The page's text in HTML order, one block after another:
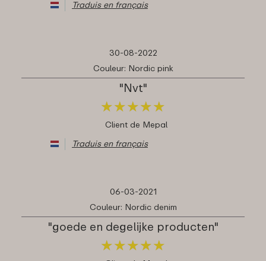
Traduis en français
30-08-2022
Couleur: Nordic pink
"Nvt"
★★★★★
★★★★★
Client de Mepal
Traduis en français
06-03-2021
Couleur: Nordic denim
"goede en degelijke producten"
★★★★★
★★★★★